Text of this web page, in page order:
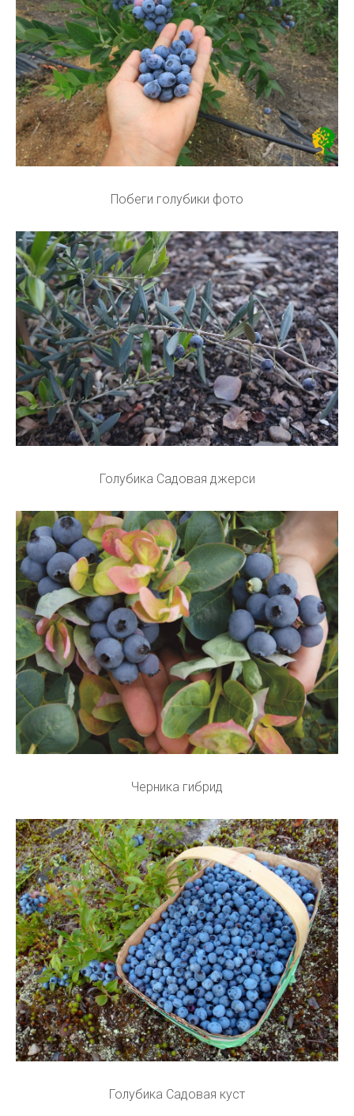
Побеги голубики фото
Голубика Садовая джерси
Черника гибрид
Голубика Садовая куст